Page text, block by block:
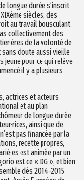
longue durée s’inscrit
siècles, des
au travail bousculant
collectivement des
de la volonté de
doute aussi vieille
jeune pour ce qui relève
il y a plusieurs
actrices et acteurs
et au plan
de longue durée
ainsi que de
pas financée par la
recette propres,
est animée par un
est ce « DG », et bien
dès 2014-2015